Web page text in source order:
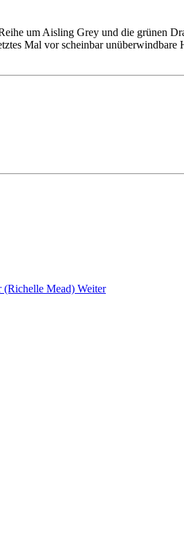
um Aisling Grey und die grünen
Mal vor scheinbar unüberwindbare
(Richelle Mead) Weiter